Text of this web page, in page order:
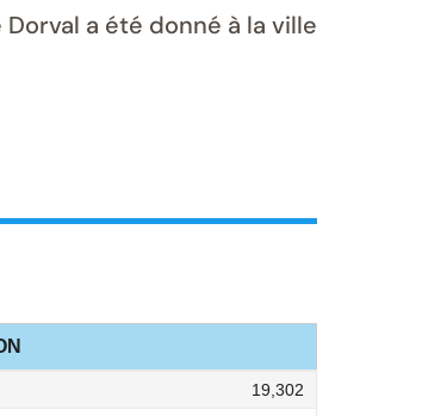
Dorval a été donné à la ville
19,302